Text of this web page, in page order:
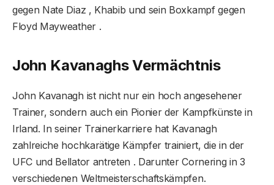
gegen Nate Diaz , Khabib und sein Boxkampf gegen
Floyd Mayweather .
John Kavanaghs Vermächtnis
John Kavanagh ist nicht nur ein hoch angesehener
Trainer, sondern auch ein Pionier der Kampfkünste in
Irland. In seiner Trainerkarriere hat Kavanagh
zahlreiche hochkarätige Kämpfer trainiert, die in der
UFC und Bellator antreten . Darunter Cornering in 3
verschiedenen Weltmeisterschaftskämpfen.